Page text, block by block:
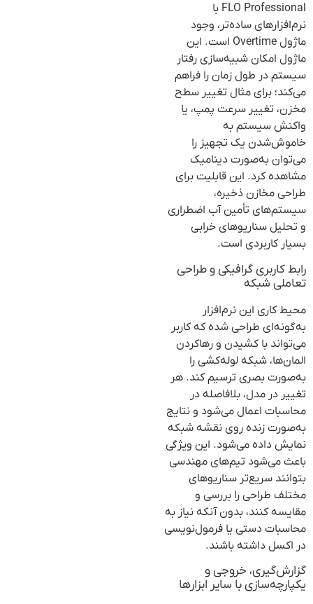
FLO Professional با
نرم‌افزارهای ساده‌تر، وجود
ماژول Overtime است. این
ماژول امکان شبیه‌سازی رفتار
سیستم در طول زمان را فراهم
می‌کند؛ برای مثال تغییر سطح
مخزن، تغییر سرعت پمپ، یا
واکنش سیستم به
خاموش‌شدن یک تجهیز را
می‌توان به‌صورت دینامیک
مشاهده کرد. این قابلیت برای
طراحی مخازن ذخیره،
سیستم‌های تأمین آب اضطراری
و تحلیل سناریوهای خرابی
بسیار کاربردی است.
رابط کاربری گرافیکی و طراحی
تعاملی شبکه
محیط کاری این نرم‌افزار
به‌گونه‌ای طراحی شده که کاربر
می‌تواند با کشیدن و رهاکردن
المان‌ها، شبکه لوله‌کشی را
به‌صورت بصری ترسیم کند. هر
تغییر در مدل، بلافاصله در
محاسبات اعمال می‌شود و نتایج
به‌صورت زنده روی نقشه شبکه
نمایش داده می‌شود. این ویژگی
باعث می‌شود تیم‌های مهندسی
بتوانند سریع‌تر سناریوهای
مختلف طراحی را بررسی و
مقایسه کنند، بدون آنکه نیاز به
محاسبات دستی یا فرمول‌نویسی
در اکسل داشته باشند.
گزارش‌گیری، خروجی و
یکپارچه‌سازی با سایر ابزارها